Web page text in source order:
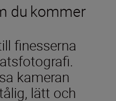
du kommer
finesserna
kameran
lätt och